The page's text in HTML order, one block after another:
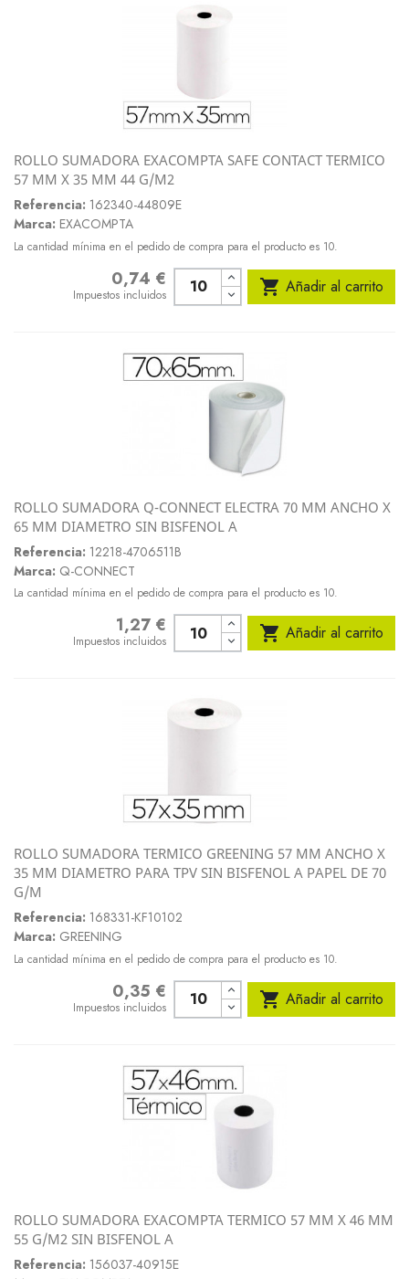
ROLLO SUMADORA EXACOMPTA SAFE CONTACT TERMICO
57 MM X 35 MM 44 G/M2
Referencia: 162340-44809E
Marca: EXACOMPTA
La cantidad mínima en el pedido de compra para el producto es 10.
0,74 €
Impuestos incluidos  Añadir al carrito
ROLLO SUMADORA Q-CONNECT ELECTRA 70 MM ANCHO X
65 MM DIAMETRO SIN BISFENOL A
Referencia: 12218-4706511B
Marca: Q-CONNECT
La cantidad mínima en el pedido de compra para el producto es 10.
1,27 €
Impuestos incluidos  Añadir al carrito
ROLLO SUMADORA TERMICO GREENING 57 MM ANCHO X
35 MM DIAMETRO PARA TPV SIN BISFENOL A PAPEL DE 70
G/M
Referencia: 168331-KF10102
Marca: GREENING
La cantidad mínima en el pedido de compra para el producto es 10.
0,35 €
Impuestos incluidos  Añadir al carrito
ROLLO SUMADORA EXACOMPTA TERMICO 57 MM X 46 MM
55 G/M2 SIN BISFENOL A
Referencia: 156037-40915E